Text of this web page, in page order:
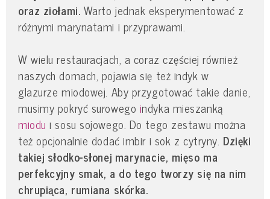
oraz ziołami. Warto jednak eksperymentować z
różnymi marynatami i przyprawami.
W wielu restauracjach, a coraz częściej również
naszych domach, pojawia się też indyk w
glazurze miodowej. Aby przygotować takie danie,
musimy pokryć surowego indyka mieszanką
miodu i sosu sojowego. Do tego zestawu można
też opcjonalnie dodać imbir i sok z cytryny. Dzięki
takiej słodko-słonej marynacie, mięso ma
perfekcyjny smak, a do tego tworzy się na nim
chrupiąca, rumiana skórka.